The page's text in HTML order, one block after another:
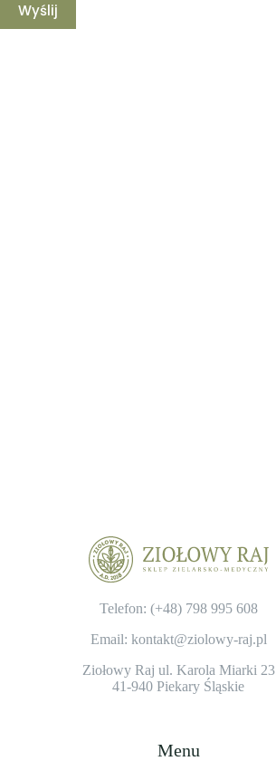
Wyślij
Telefon: (+48) 798 995 608
Email: kontakt@ziolowy-raj.pl
Ziołowy Raj ul. Karola Miarki 23
41-940 Piekary Śląskie
Menu